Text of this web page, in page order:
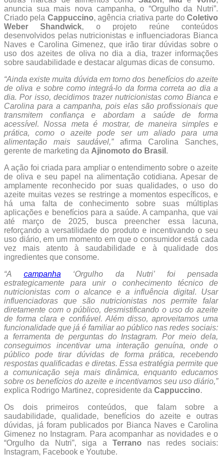
anuncia sua mais nova campanha, o “Orgulho da Nutri”.
Criado pela Cappuccino, agência criativa parte doColetivo
Weber Shandwick, o projeto reúne conteúdos
desenvolvidos pelas nutricionistas e influenciadoras Bianca
Naves e Carolina Gimenez, que irão tirar dúvidas sobre o
uso dos azeites de oliva no dia a dia, trazer informações
sobre saudabilidade e destacar algumas dicas de consumo.
“Ainda existe muita dúvida em torno dos benefícios do azeite
de oliva e sobre como integrá-lo da forma correta ao dia a
dia. Por isso, decidimos trazer nutricionistas como Bianca e
Carolina para a campanha, pois elas são profissionais que
transmitem confiança e abordam a saúde de forma
acessível. Nossa meta é mostrar, de maneira simples e
prática, como o azeite pode ser um aliado para uma
alimentação mais saudável,”afirma Carolina Sanches,
gerente de marketing da Ajinomoto do Brasil .
A ação foi criada para ampliar o entendimento sobre o azeite
de oliva e seu papel na alimentação cotidiana. Apesar de
amplamente reconhecido por suas qualidades, o uso do
azeite muitas vezes se restringe a momentos específicos, e
há uma falta de conhecimento sobre suas múltiplas
aplicações e benefícios para a saúde. A campanha, que vai
até março de 2025, busca preencher essa lacuna,
reforçando a versatilidade do produto e incentivando o seu
uso diário, em um momento em que o consumidor está cada
vez mais atento à saudabilidade e à qualidade dos
ingredientes que consome.
“A campanha ‘Orgulho da Nutri’ foi pensada
estrategicamente para unir o conhecimento técnico de
nutricionistas com o alcance e a influência digital. Usar
influenciadoras que são nutricionistas nos permite falar
diretamente com o público, desmistificando o uso do azeite
de forma clara e confiável. Além disso, aproveitamos uma
funcionalidade que já é familiar ao público nas redes sociais:
a ferramenta de perguntas do Instagram. Por meio dela,
conseguimos incentivar uma interação genuína, onde o
público pode tirar dúvidas de forma prática, recebendo
respostas qualificadas e diretas. Essa estratégia permite que
a comunicação seja mais dinâmica, enquanto educamos
sobre os benefícios do azeite e incentivamos seu uso diário,”
explica Rodrigo Martinez, copresidente da Cappuccino.
Os dois primeiros conteúdos, que falam sobre a
saudabilidade, qualidade, benefícios do azeite e outras
dúvidas, já foram publicados por Bianca Naves e Carolina
Gimenez no Instagram. Para acompanhar as novidades e o
“Orgulho da Nutri”, siga a Terrano nas redes sociais:
Instagram, Facebook e Youtube.